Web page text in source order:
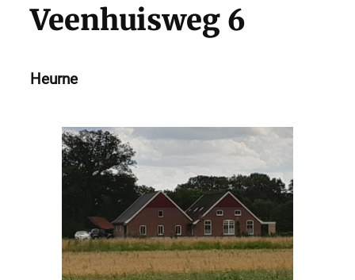
Veenhuisweg 6
Heurne